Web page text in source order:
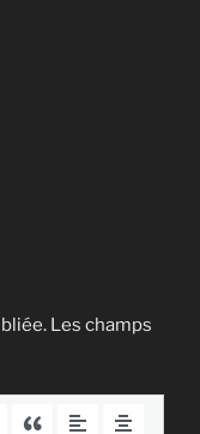
Les champs